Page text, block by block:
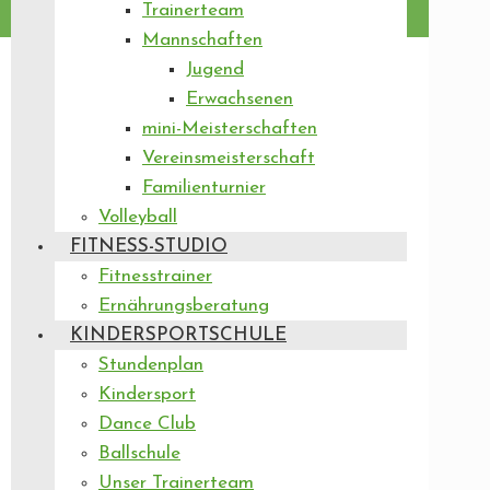
Trainerteam
Mannschaften
Jugend
Erwachsenen
mini-Meisterschaften
Vereinsmeisterschaft
Familienturnier
Volleyball
FITNESS-STUDIO
Fitnesstrainer
Ernährungsberatung
KINDERSPORTSCHULE
Stundenplan
Kindersport
Dance Club
Ballschule
Unser Trainerteam